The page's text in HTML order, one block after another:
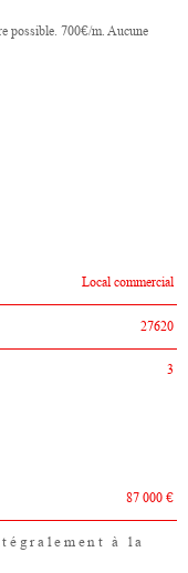
possible. 700€/m. Aucune
Local commercial
27620
3
87 000 €
à la